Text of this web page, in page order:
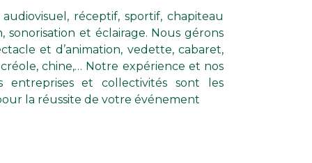
la réussite de votre événement